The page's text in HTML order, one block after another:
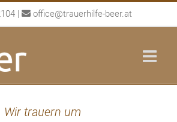
| office@trauerhilfe-beer.at
Wir trauern um